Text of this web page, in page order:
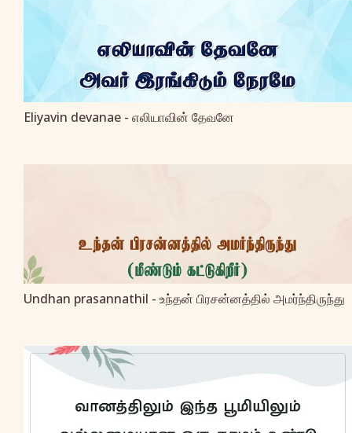
Eliyavin devanae - எலியாவின் தேவனே
Undhan prasannathil - உந்தன் பிரசன்னத்தில் அமர்ந்திருந்து